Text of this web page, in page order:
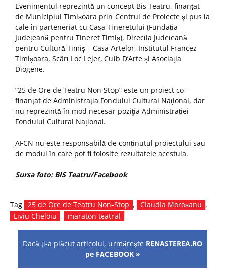
Evenimentul reprezintă un concept Bis Teatru, finanțat
de Municipiul Timișoara prin Centrul de Proiecte şi pus la
cale în parteneriat cu Casa Tineretului (Fundația
Județeană pentru Tineret Timiș), Direcția Județeană
pentru Cultură Timiş – Casa Artelor, Institutul Francez
Timișoara, Scârț Loc Lejer, Cuib D’Arte şi Asociația
Diogene.
”25 de Ore de Teatru Non-Stop” este un proiect co-
finanţat de Administraţia Fondului Cultural Naţional, dar
nu reprezintă în mod necesar poziţia Administrației
Fondului Cultural Național.
AFCN nu este responsabilă de conținutul proiectului sau
de modul în care pot fi folosite rezultatele acestuia.
Sursa foto: BIS Teatru/Facebook
Tag 25 de Ore de Teatru Non-Stop , Claudia Moroșanu ,
Liviu Cheloiu , maraton teatral
Dacă ţi-a plăcut articolul, urmăreşte RENASTEREA.RO
pe FACEBOOK »